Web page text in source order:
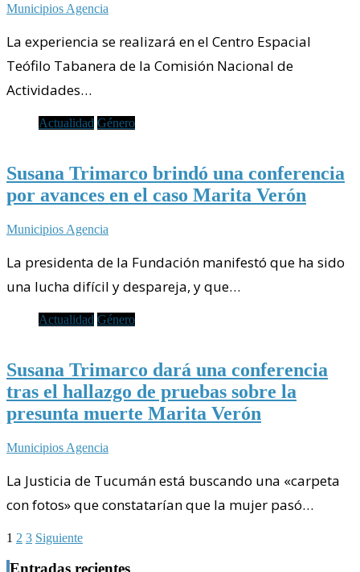
Municipios Agencia
La experiencia se realizará en el Centro Espacial
Teófilo Tabanera de la Comisión Nacional de
Actividades…
Actualidad Género
Susana Trimarco brindó una conferencia
por avances en el caso Marita Verón
Municipios Agencia
La presidenta de la Fundación manifestó que ha sido
una lucha difícil y despareja, y que…
Actualidad Género
Susana Trimarco dará una conferencia
tras el hallazgo de pruebas sobre la
presunta muerte Marita Verón
Municipios Agencia
La Justicia de Tucumán está buscando una «carpeta
con fotos» que constatarían que la mujer pasó…
Paginación
de
1 2 3 Siguiente